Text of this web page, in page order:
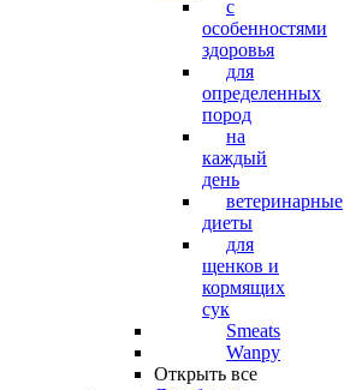
с
особенностями
здоровья
для
определенных
пород
на
каждый
день
ветеринарные
диеты
для
щенков и
кормящих
сук
Smeats
Wanpy
Открыть все